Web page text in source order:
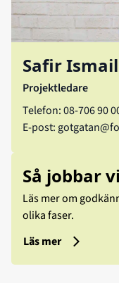
Så jobbar
Läs mer om
olika faser.
Läs mer
Safir Ismail
Projektledare
Telefon: 08-706 90
E-post: